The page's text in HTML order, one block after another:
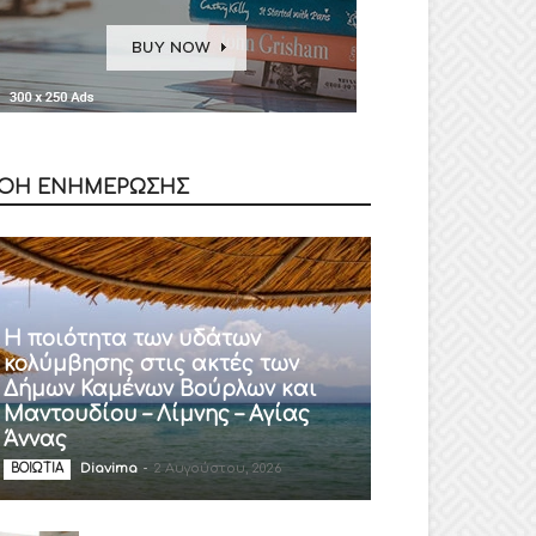
ΕΝΗΜΕΡΩΣΗΣ
Η ποιότητα των υδάτων
κολύμβησης στις ακτές των
Δήμων Καμένων Βούρλων και
Μαντουδίου – Λίμνης – Αγίας
Άννας
ΒΟΙΩΤΙΑ Diavima - 2 Αυγούστου, 2026